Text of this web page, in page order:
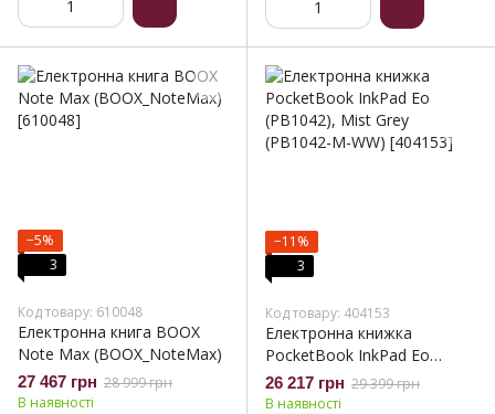
−5%
3
Код товару: 610048
Електронна книга BOOX
Note Max (BOOX_NoteMax)
27 467 грн 28 999 грн
В наявності
−11%
3
Код товару: 404153
Електронна книжка
PocketBook InkPad Eo
(PB1042), Mist Grey
(PB1042-M-WW)
26 217 грн 29 399 грн
В наявності